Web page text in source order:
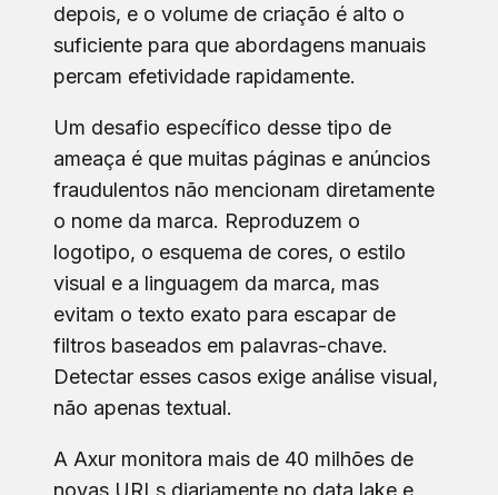
depois, e o volume de criação é alto o
suficiente para que abordagens manuais
percam efetividade rapidamente.
Um desafio específico desse tipo de
ameaça é que muitas páginas e anúncios
fraudulentos não mencionam diretamente
o nome da marca. Reproduzem o
logotipo, o esquema de cores, o estilo
visual e a linguagem da marca, mas
evitam o texto exato para escapar de
filtros baseados em palavras-chave.
Detectar esses casos exige análise visual,
não apenas textual.
A Axur monitora mais de 40 milhões de
novas URLs diariamente no data lake e